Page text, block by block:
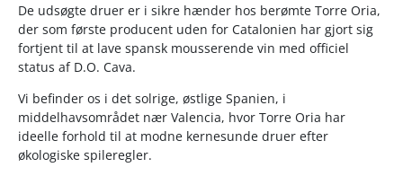
De udsøgte druer er i sikre hænder hos berømte Torre Oria,
der som første producent uden for Catalonien har gjort sig
fortjent til at lave spansk mousserende vin med officiel
status af D.O. Cava.
Vi befinder os i det solrige, østlige Spanien, i
middelhavsområdet nær Valencia, hvor Torre Oria har
ideelle forhold til at modne kernesunde druer efter
økologiske spileregler.